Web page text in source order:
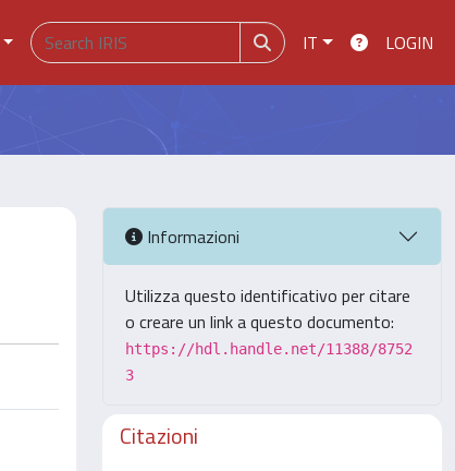
IT LOGIN
Informazioni
Utilizza questo identificativo per citare
o creare un link a questo documento:
https://hdl.handle.net/11388/8752
3
Citazioni